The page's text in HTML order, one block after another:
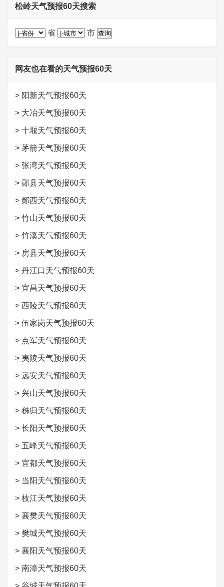
松岭天气预报60天搜索
省 市
网友也在看的天气预报60天
> 阳新天气预报60天
> 大冶天气预报60天
> 十堰天气预报60天
> 茅箭天气预报60天
> 张湾天气预报60天
> 郧县天气预报60天
> 郧西天气预报60天
> 竹山天气预报60天
> 竹溪天气预报60天
> 房县天气预报60天
> 丹江口天气预报60天
> 宜昌天气预报60天
> 西陵天气预报60天
> 伍家岗天气预报60天
> 点军天气预报60天
> 夷陵天气预报60天
> 远安天气预报60天
> 兴山天气预报60天
> 秭归天气预报60天
> 长阳天气预报60天
> 五峰天气预报60天
> 宜都天气预报60天
> 当阳天气预报60天
> 枝江天气预报60天
> 襄樊天气预报60天
> 樊城天气预报60天
> 襄阳天气预报60天
> 南漳天气预报60天